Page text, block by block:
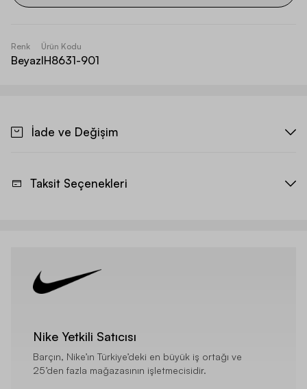
Renk
Beyaz
Ürün Kodu
IH8631-901
İade ve Değişim
Taksit Seçenekleri
Nike Yetkili Satıcısı
Barçın, Nike’ın Türkiye’deki en büyük iş ortağı ve
25’den fazla mağazasının işletmecisidir.